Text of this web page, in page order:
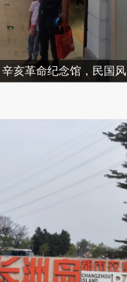
辛亥革命纪念馆，民国风